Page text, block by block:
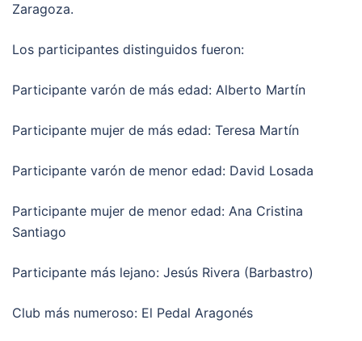
Zaragoza.
Los participantes distinguidos fueron:
Participante varón de más edad: Alberto Martín
Participante mujer de más edad: Teresa Martín
Participante varón de menor edad: David Losada
Participante mujer de menor edad: Ana Cristina
Santiago
Participante más lejano: Jesús Rivera (Barbastro)
Club más numeroso: El Pedal Aragonés